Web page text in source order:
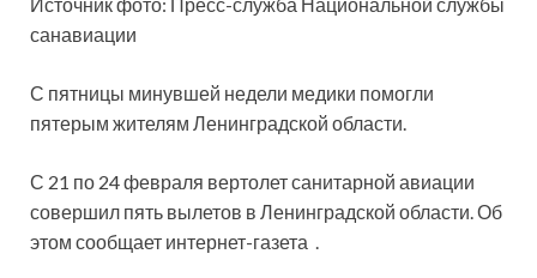
санавиации
С пятницы минувшей недели медики помогли
пятерым жителям Ленинградской области.
С 21 по 24 февраля вертолет санитарной авиации
совершил пять вылетов в Ленинградской области. Об
этом сообщает интернет-газета .